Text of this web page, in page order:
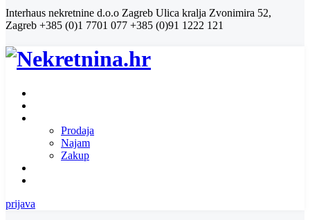
Interhaus nekretnine d.o.o Zagreb Ulica kralja Zvonimira 52,
Zagreb +385 (0)1 7701 077 +385 (0)91 1222 121
Prodaja
Najam
Zakup
prijava